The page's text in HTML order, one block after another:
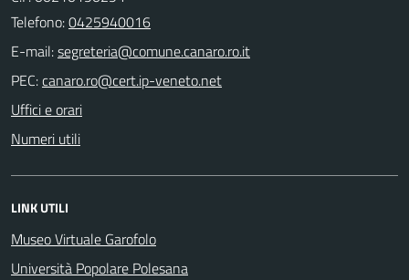
Telefono:0425940016
E-mail:
PEC:
Uffici e orari
Numeri utili
LINK UTILI
Museo Virtuale Garofolo
Università Popolare Polesana